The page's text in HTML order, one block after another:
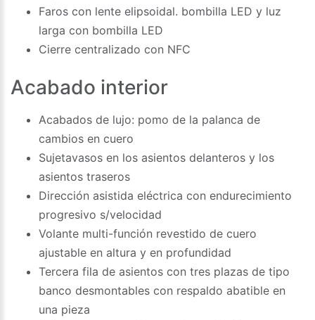
Faros con lente elipsoidal. bombilla LED y luz
larga con bombilla LED
Cierre centralizado con NFC
Acabado interior
Acabados de lujo: pomo de la palanca de
cambios en cuero
Sujetavasos en los asientos delanteros y los
asientos traseros
Dirección asistida eléctrica con endurecimiento
progresivo s/velocidad
Volante multi-función revestido de cuero
ajustable en altura y en profundidad
Tercera fila de asientos con tres plazas de tipo
banco desmontables con respaldo abatible en
una pieza